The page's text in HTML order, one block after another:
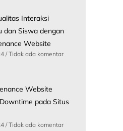
Interaksi
dan Siswa dengan
Website
Tidak ada komentar
Website
pada Situs
Tidak ada komentar